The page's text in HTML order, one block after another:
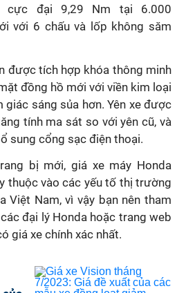
cực đại 9,29 Nm tại 6.000
với 6 chấu và lốp không săm
được tích hợp khóa thông minh
đồng hồ mới với viền kim loại
giác sáng sủa hơn. Yên xe được
tính ma sát so với yên cũ, và
sung cổng sạc điện thoại.
bị mới, giá xe máy Honda
thuộc vào các yếu tố thị trường
Việt Nam, vì vậy bạn nên tham
đại lý Honda hoặc trang web
giá xe chính xác nhất.